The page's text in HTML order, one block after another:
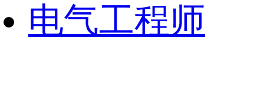
电气工程师